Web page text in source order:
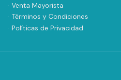
· Venta Mayorista
· Términos y Condiciones
· Políticas de Privacidad